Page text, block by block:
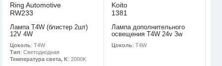
Ring Automotive
RW233
Лампа T4W (блистер 2шт)
12V 4W
Цоколь: T4W
Тип: Светодиодная
Температура света, K: 2000K
Koito
1381
Лампа дополнительного
освещения T4W 24v 3w
Цоколь: T4W